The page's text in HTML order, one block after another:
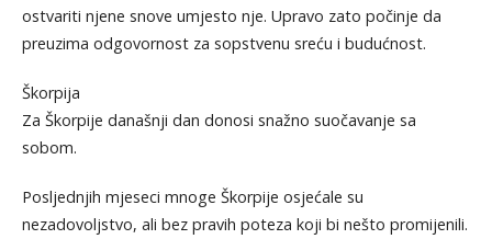
ostvariti njene snove umjesto nje. Upravo zato počinje da
preuzima odgovornost za sopstvenu sreću i budućnost.
Škorpija
Za Škorpije današnji dan donosi snažno suočavanje sa
sobom.
Posljednjih mjeseci mnoge Škorpije osjećale su
nezadovoljstvo, ali bez pravih poteza koji bi nešto promijenili.